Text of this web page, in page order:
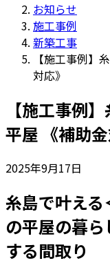
お知らせ
施工事例
新築工事
【施工事例】
対応》
【施工事例
平屋 《補助金
2025年9月17日
糸島で叶え
の平屋の暮
する間取り